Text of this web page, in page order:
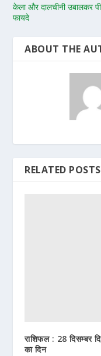
केला और दालचीनी उबालकर
फायदे
ABOUT THE
RELATED POSTS
राशिफल : 28 दिसम्बर
का दिन